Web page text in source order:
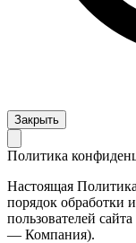
Закрыть
Политика
Настоящая
порядок обработки
пользователей
— Компания).